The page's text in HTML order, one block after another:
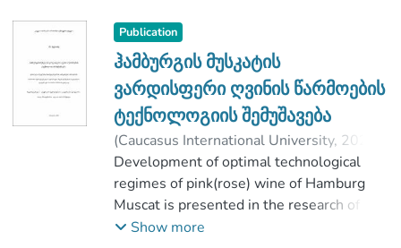
Publication
ჰამბურგის მუსკატის
ვარდისფერი ღვინის წარმოების
ტექნოლოგიის შემუშავება
(Caucasus International University, 2020
ბეგოიძე, ანა
;
თამარაშვილი, დავით
;
Faculty of Viticulture-Winemaking
Caucasus International University
Development of optimal technological
regimes of pink(rose) wine of Hamburg
Muscat is presented in the research of
master’s thesis by Ana Begoidze. It is
Show more